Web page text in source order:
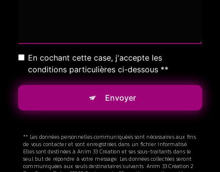
En cochant cette case, j'accepte les
conditions particulières ci-dessous **
Envoyer
** Les données personnelles communiquées sont nécessaires aux fins
de vous contacter et sont enregistrées dans un fichier informatisé.
Elles sont destinées à Anim 33 Création et ses sous-traitants dans le
seul but de répondre à votre message. Les données collectées seront
communiquées aux seuls destinataires suivants: Anim 33 Création 2